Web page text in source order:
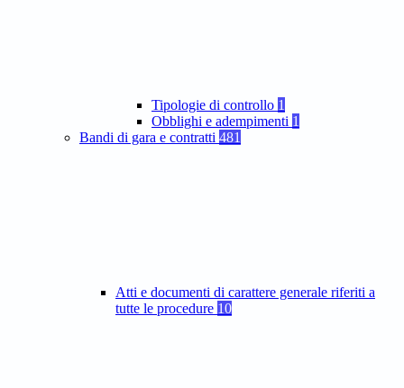
Tipologie di controllo 1
Obblighi e adempimenti 1
Bandi di gara e contratti 481
Atti e documenti di carattere generale riferiti a
tutte le procedure 10